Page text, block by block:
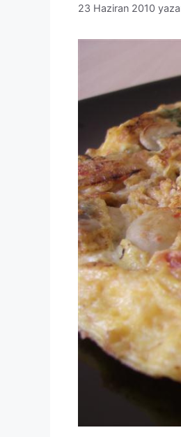
23 Haziran 2010